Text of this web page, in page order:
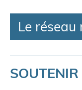
Le réseau
SOUTENIR